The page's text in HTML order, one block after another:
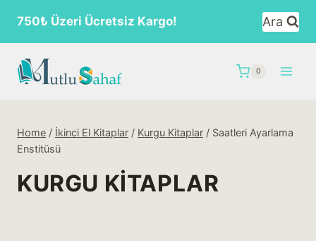
content
750₺ Üzeri Ücretsiz Kargo! Ara
0
Home / İkinci El Kitaplar / Kurgu Kitaplar / Saatleri Ayarlama
Enstitüsü
KURGU KITAPLAR